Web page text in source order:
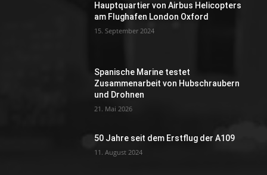
Hauptquartier von Airbus Helicopters
am Flughafen London Oxford
15. September 2024
Spanische Marine testet
Zusammenarbeit von Hubschraubern
und Drohnen
21. Mai 2026
50 Jahre seit dem Erstflug der A109
11. August 2024